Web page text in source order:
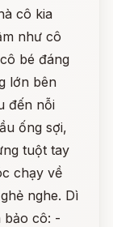
cô kia
như cô
bé đáng
lớn bên
đến nỗi
ống sợi,
tuột tay
chạy về
nghe. Dì
bảo cô: -